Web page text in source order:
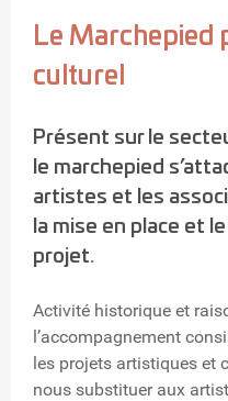
Le Marchepied
culturel
Présent sur le
le marchepied
artistes et les
la mise en place et
projet.
Activité historique et
l’accompagnement
les projets artistiques et
nous substituer aux